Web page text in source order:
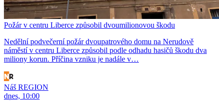
Požár v centru Liberce způsobil dvoumilionovou škodu
Nedělní podvečerní požár dvoupatrového domu na Nerudově
náměstí v centru Liberce způsobil podle odhadu hasičů škodu dva
miliony korun. Příčina vzniku je nadále v…
Náš REGION
dnes, 10:00